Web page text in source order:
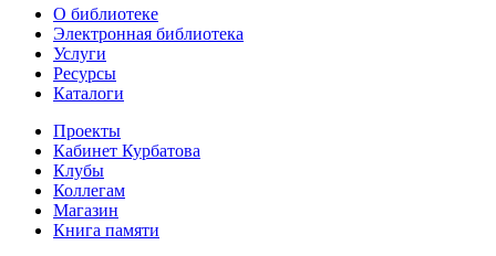
О библиотеке
Электронная библиотека
Услуги
Ресурсы
Каталоги
Проекты
Кабинет Курбатова
Клубы
Коллегам
Магазин
Книга памяти